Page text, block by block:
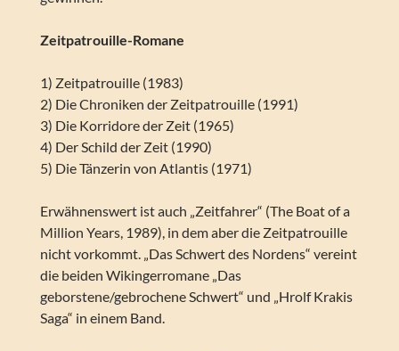
Zeitpatrouille-Romane
1) Zeitpatrouille (1983)
2) Die Chroniken der Zeitpatrouille (1991)
3) Die Korridore der Zeit (1965)
4) Der Schild der Zeit (1990)
5) Die Tänzerin von Atlantis (1971)
Erwähnenswert ist auch „Zeitfahrer“ (The Boat of a
Million Years, 1989), in dem aber die Zeitpatrouille
nicht vorkommt. „Das Schwert des Nordens“ vereint
die beiden Wikingerromane „Das
geborstene/gebrochene Schwert“ und „Hrolf Krakis
Saga“ in einem Band.